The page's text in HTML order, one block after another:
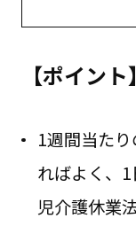
【ポイント】
1週間当た
ればよく、
児介護休業